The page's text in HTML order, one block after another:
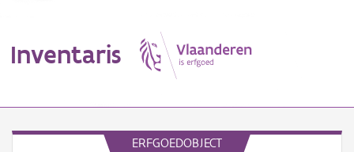
Inventaris
ERFGOEDOBJECT